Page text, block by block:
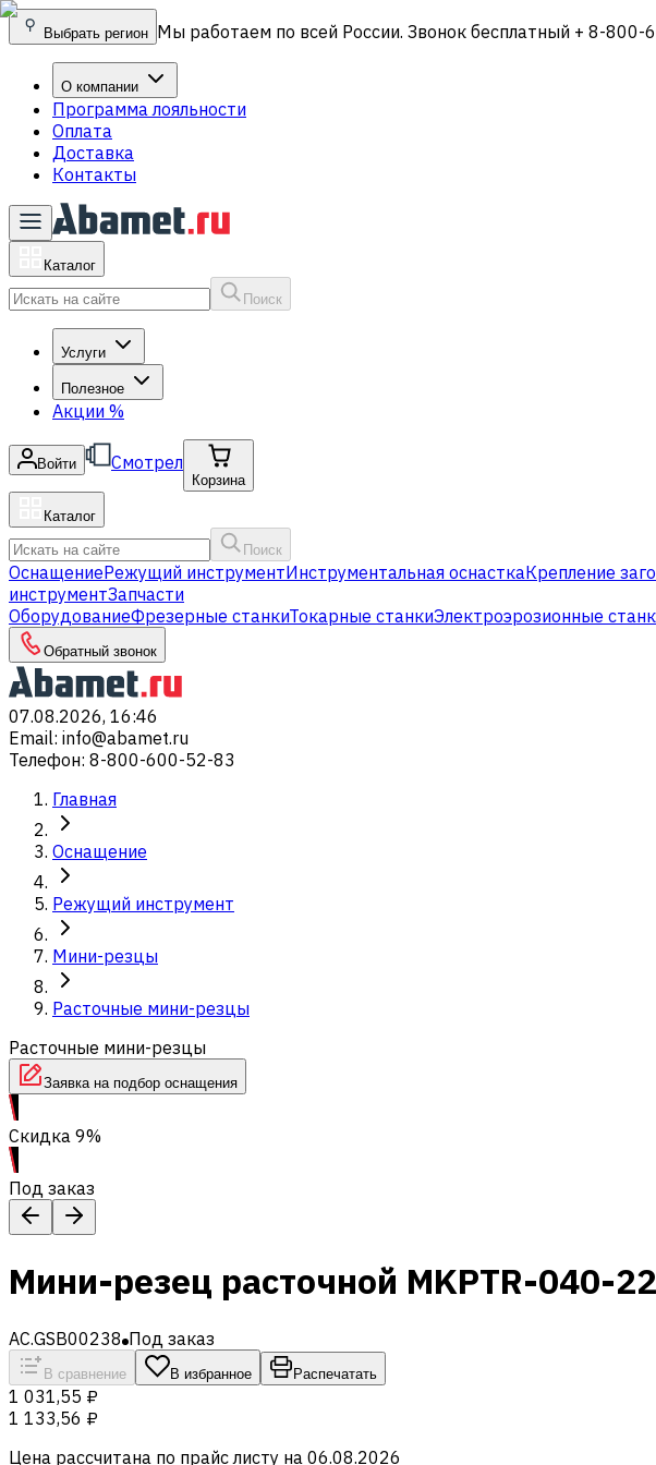
Выбрать регион Мы работаем по всей России. Звонок бесплатный + 8-800-
О компании
Программа лояльности
Оплата
Доставка
Контакты
Каталог
Поиск
Услуги
Полезное
Акции %
Войти Смотрел
Корзина
Каталог
Поиск
ОснащениеРежущий инструментИнструментальная оснасткаКрепление
инструментЗапчасти
ОборудованиеФрезерные станкиТокарные станкиЭлектроэрозионные
Обратный звонок
07.08.2026, 16:46
Email: info@abamet.ru
Телефон: 8-800-600-52-83
Главная
Оснащение
Режущий инструмент
Мини-резцы
Расточные мини-резцы
Расточные мини-резцы
Заявка на подбор оснащения
Скидка 9%
Под заказ
Мини-резец расточной MKPTR-040-
AC.GSB00238 Под заказ
В сравнение В избранное Распечатать
1 031,55 ₽
1 133,56 ₽
Цена рассчитана по прайс листу на 06.08.2026